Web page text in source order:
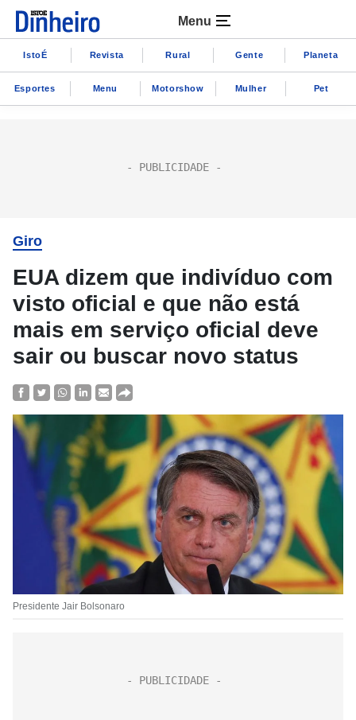
Menu
IstoÉ Revista Rural Gente Planeta
Esportes Menu Motorshow Mulher Pet
Giro
EUA dizem que indivíduo com
visto oficial e que não está
mais em serviço oficial deve
sair ou buscar novo status
Presidente Jair Bolsonaro